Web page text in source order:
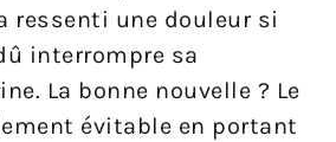
ressenti une douleur si
interrompre sa
La bonne nouvelle ? Le
évitable en portant